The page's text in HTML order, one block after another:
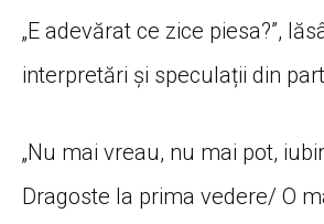
„E adevărat ce zice piesa?”,
interpretări și speculații din
„Nu mai vreau, nu mai pot,
Dragoste la prima vedere/ O